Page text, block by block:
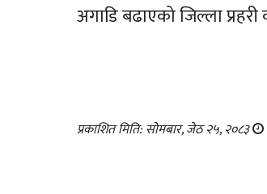
अगाडि बढाएको जिल्ला
प्रकाशित मिति: सोमबार, जेठ २५, २०८३